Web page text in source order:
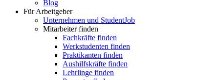
Blog
Für Arbeitgeber
Unternehmen und StudentJob
Mitarbeiter finden
Fachkräfte finden
Werkstudenten finden
Praktikanten finden
Aushilfskräfte finden
Lehrlinge finden